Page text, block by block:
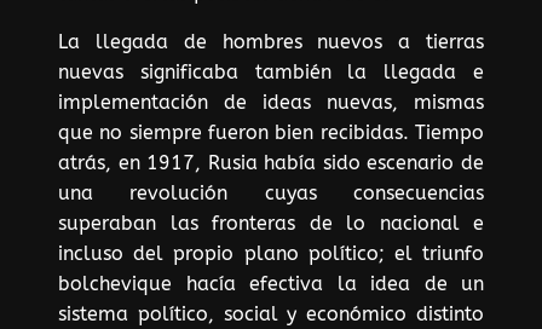
La llegada de hombres nuevos a tierras
nuevas significaba también la llegada e
implementación de ideas nuevas, mismas
que no siempre fueron bien recibidas. Tiempo
atrás, en 1917, Rusia había sido escenario de
una revolución cuyas consecuencias
superaban las fronteras de lo nacional e
incluso del propio plano político; el triunfo
bolchevique hacía efectiva la idea de un
sistema político, social y económico distinto